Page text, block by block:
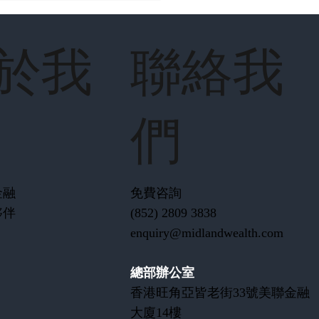
我
聯絡我
們
免費咨詢
(852) 2809 3838
enquiry@midlandwealth.com
總部辦公室
香港旺角亞皆老街33號美聯金融
大廈14樓